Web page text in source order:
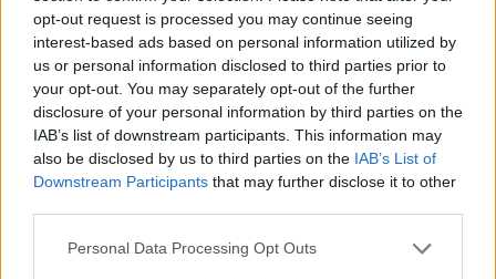
opt-out request is processed you may continue seeing
interest-based ads based on personal information utilized by
us or personal information disclosed to third parties prior to
your opt-out. You may separately opt-out of the further
disclosure of your personal information by third parties on the
IAB’s list of downstream participants. This information may
also be disclosed by us to third parties on the IAB’s List of
Downstream Participants that may further disclose it to other
Please note that this website/app uses one or more Google
Personal Data Processing Opt Outs
Szerintetek mennyi láda, hordó és dobozka van
a Baldur's Gate 3-ban?
21.02%
EgyNewbie Indie Game Devnevű RPG-rajongó olyan
dolgot tett, amit nem érezek olyan égetően fontosnak,